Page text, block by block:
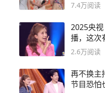
7.4万阅读
2025央
播，这次
2.6万阅读
再不换主
节目恐怕